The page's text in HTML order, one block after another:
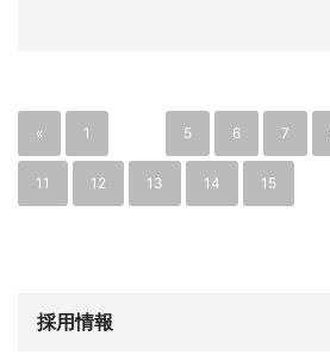
« 1 5 6 7
11 12 13 14 15
採用情報